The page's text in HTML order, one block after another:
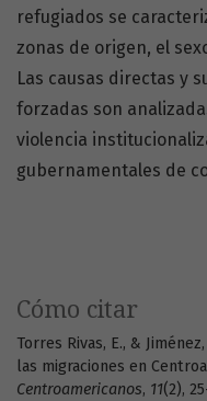
Cómo citar
Torres Rivas, E., &
las migraciones en
Centroamericanos, 11(2),
refugiados se
zonas de origen, el
Las causas directas y
forzadas son
violencia
gubernamentales de